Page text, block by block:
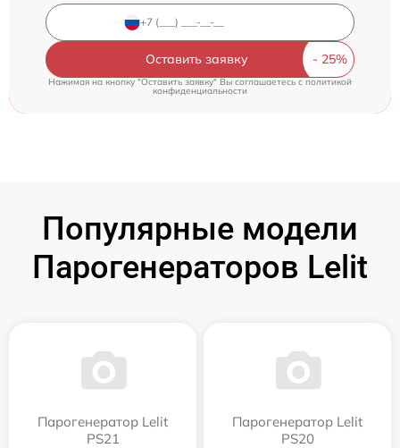
Оставить заявку
Нажимая на кнопку "Оставить заявку" Вы соглашаетесь cполитикой
конфиденциальности
Популярные модели
Парогенераторов Lelit
Парогенератор Lelit
PS21
Парогенератор Lelit
PS20